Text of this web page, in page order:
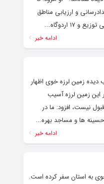
و ارزیابی مناطق
ادامه خبر
زمین لرزه خوی اظهار
مردم زلزله زده خوی توزیع شده است این در حالی است که تنها ۵۰۰ واحد در این زمین لرزه آسیب
نیست، افزود: ما در
حسینه ها و مساجد بهره...
ادامه خبر
به استان سفر کرده است.